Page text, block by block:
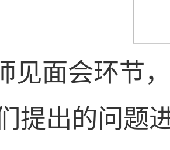
见面会环节
提出的问题